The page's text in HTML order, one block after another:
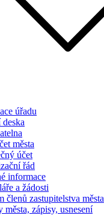
úřadu
města
účet
řád
informace
a žádosti
členů zastupitelstva města
města, zápisy, usnesení